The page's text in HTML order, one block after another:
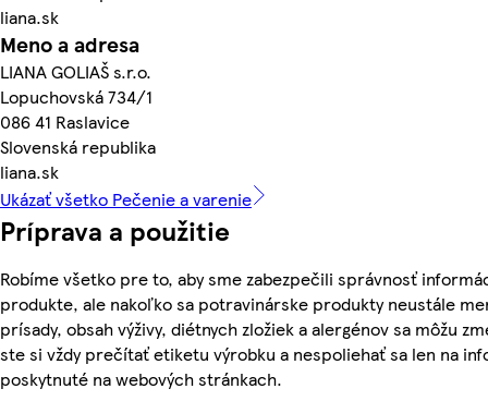
liana.sk
Meno a adresa
LIANA GOLIAŠ s.r.o.
Lopuchovská 734/1
086 41 Raslavice
Slovenská republika
liana.sk
Ukázať všetko Pečenie a varenie
Príprava a použitie
Robíme všetko pre to, aby sme zabezpečili správnosť
produkte, ale nakoľko sa potravinárske produkty neustále
prísady, obsah výživy, diétnych zložiek a alergénov sa môžu
ste si vždy prečítať etiketu výrobku a nespoliehať sa len na
poskytnuté na webových stránkach.